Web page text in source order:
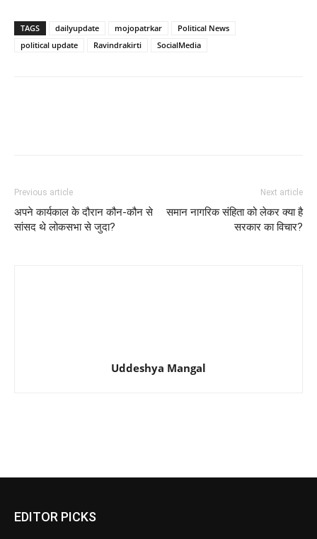
TAGS dailyupdate mojopatrkar
Political News
political update
Ravindrakirti SocialMedia
Previous article
अपने कार्यकाल के दौरान कौन-कौन से
सांसद थे लोकसभा से जुदा?
Next article
समान नागरिक संहिता को लेकर क्या है
सरकार का विचार?
Uddeshya Mangal
EDITOR PICKS